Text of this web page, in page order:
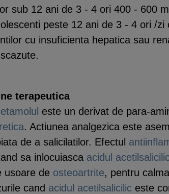
sub 12 ani de 3 - 4 ori 400 - 600
peste 12 ani de 3 - 4 ori /
cu insuficienta hepatica sau
terapeutica
este un derivat de para-
. Actiunea analgezica este
de a salicilatilor. Efectul
sa inlocuiasca acidul
usoare de osteoartrite, pentru
cand acidul acetilsalicilic este